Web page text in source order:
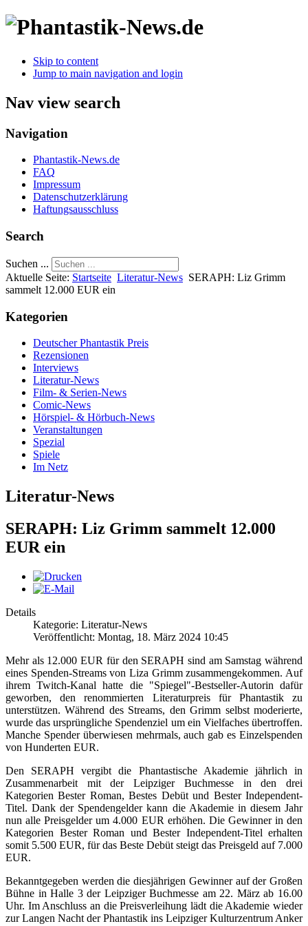
Skip to content
Jump to main navigation and login
Nav view search
Navigation
Phantastik-News.de
FAQ
Impressum
Datenschutzerklärung
Haftungsausschluss
Search
Suchen ...
Aktuelle Seite: Startseite Literatur-News SERAPH: Liz Grimm
sammelt 12.000 EUR ein
Kategorien
Deutscher Phantastik Preis
Rezensionen
Interviews
Literatur-News
Film- & Serien-News
Comic-News
Hörspiel- & Hörbuch-News
Veranstaltungen
Spezial
Spiele
Im Netz
Literatur-News
SERAPH: Liz Grimm sammelt 12.000
EUR ein
Details
Kategorie: Literatur-News
Veröffentlicht: Montag, 18. März 2024 10:45
Mehr als 12.000 EUR für den SERAPH sind am Samstag während
eines Spenden-Streams von Liza Grimm zusammengekommen. Auf
ihrem Twitch-Kanal hatte die "Spiegel"-Bestseller-Autorin dafür
geworben, den renommierten Literaturpreis für Phantastik zu
unterstützen. Während des Streams, den Grimm selbst moderierte,
wurde das ursprüngliche Spendenziel um ein Vielfaches übertroffen.
Manche Spender überwiesen mehrmals, auch gab es Einzelspenden
von Hunderten EUR.
Den SERAPH vergibt die Phantastische Akademie jährlich in
Zusammenarbeit mit der Leipziger Buchmesse in den drei
Kategorien Bester Roman, Bestes Debüt und Bester Independent-
Titel. Dank der Spendengelder kann die Akademie in diesem Jahr
nun alle Preisgelder um 4.000 EUR erhöhen. Die Gewinner in den
Kategorien Bester Roman und Bester Independent-Titel erhalten
somit 5.500 EUR, für das Beste Debüt steigt das Preisgeld auf 7.000
EUR.
Bekanntgegeben werden die diesjährigen Gewinner auf der Großen
Bühne in Halle 3 der Leipziger Buchmesse am 22. März ab 16.00
Uhr. Im Anschluss an die Preisverleihung lädt die Akademie wieder
zur Langen Nacht der Phantastik ins Leipziger Kulturzentrum Anker